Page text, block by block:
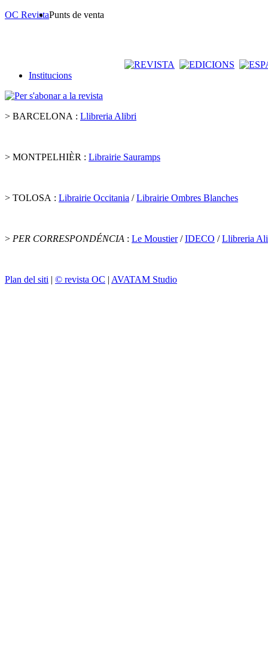
OC RevistaPunts de venta
Institucions
> BARCELONA : Llibreria Alibri
> MONTPELHIÈR : Librairie Sauramps
> TOLOSA : Librairie Occitania /Librairie Ombres Blanches
> PER CORRESPONDÉNCIA : Le Moustier/IDECO /Llibreria
Plan del siti | © revista OC | AVATAM Studio